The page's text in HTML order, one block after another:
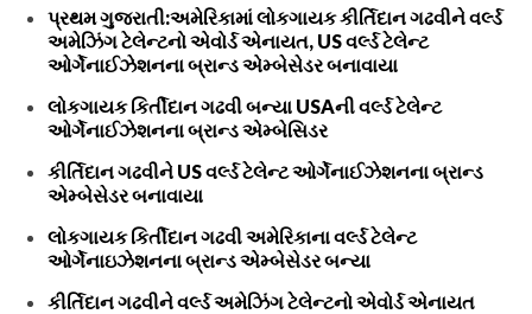
પ્રથમ ગુજરાતી:અમેરિકામાં લોકગાયક કીર્તિદાન ગઢવીને વર્લ્ડ
અમેઝિંગ ટેલેન્ટનો એવોર્ડ એનાયત, US વર્લ્ડ ટેલેન્ટ
ઓર્ગેનાઈઝેશનના બ્રાન્ડ એમ્બેસેડર બનાવાયા
લોકગાયક કિર્તીદાન ગઢવી બન્યા USAની વર્લ્ડ ટેલેન્ટ
ઓર્ગેનાઈઝેશનના બ્રાન્ડ એમ્બેસિડર
કીર્તિદાન ગઢવીને US વર્લ્ડ ટેલેન્ટ ઓર્ગેનાઈઝેશનના બ્રાન્ડ
એમ્બેસેડર બનાવાયા
લોકગાયક કિર્તીદાન ગઢવી અમેરિકાના વર્લ્ડ ટેલેન્ટ
ઓર્ગેનાઇઝેશનના બ્રાન્ડ એમ્બેસેડર બન્યા
કીર્તિદાન ગઢવીને વર્લ્ડ અમેઝિંગ ટેલેન્ટનો એવોર્ડ એનાયત